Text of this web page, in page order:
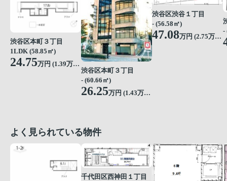
渋谷区本町３丁目
1LDK (58.85㎡)
24.75万円 (1.39万円/坪)
渋谷区本町３丁目
- (60.66㎡)
26.25万円 (1.43万円/坪)
渋谷区渋谷１丁目
- (56.58㎡)
47.08万円 (2.75万円/坪)
-
よく見られている物件
千代田区西神田１丁目